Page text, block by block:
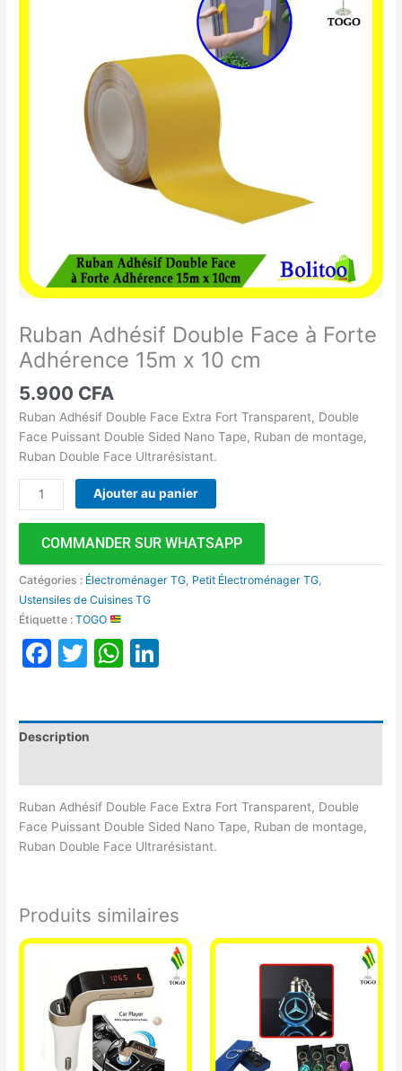
Ruban Adhésif Double Face à Forte
Adhérence 15m x 10 cm
5.900 CFA
Ruban Adhésif Double Face Extra Fort Transparent, Double
Face Puissant Double Sided Nano Tape, Ruban de montage,
Ruban Double Face Ultrarésistant.
Ajouter au panier
COMMANDER SUR WHATSAPP
Catégories : Électroménager TG Petit Électroménager TG
Ustensiles de Cuisines TG
Étiquette :TOGO
Facebook
TwitterWhatsApp
Description
Ruban Adhésif Double Face Extra Fort Transparent, Double
Face Puissant Double Sided Nano Tape, Ruban de montage,
Ruban Double Face Ultrarésistant.
Produits similaires